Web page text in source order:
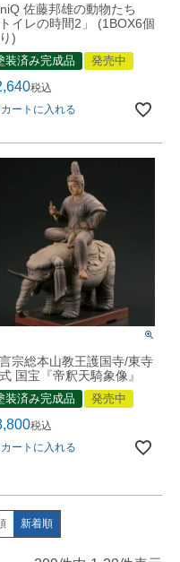
佐藤邦雄の動物たち
トイレの時間2」 (1BOX6個
)
装済み完成品 発売中
税込
カートに入れる
宗総本山教王護国寺/東寺
国宝『帝釈天騎象像』
装済み完成品 発売中
税込
カートに入れる
新着順